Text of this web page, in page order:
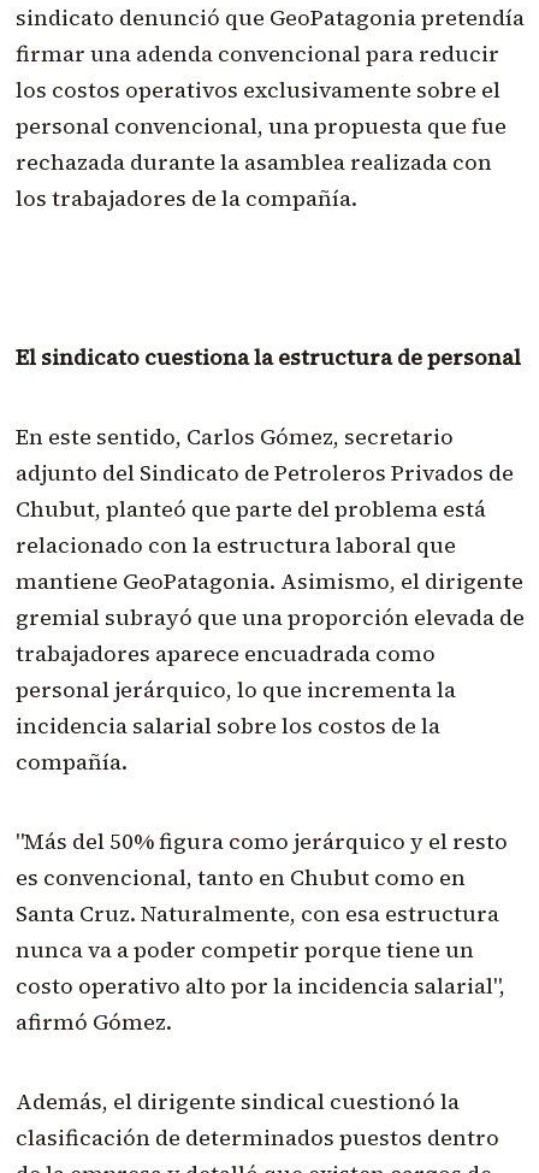
sindicato denunció que GeoPatagonia pretendía
firmar una adenda convencional para reducir
los costos operativos exclusivamente sobre el
personal convencional, una propuesta que fue
rechazada durante la asamblea realizada con
los trabajadores de la compañía.
El sindicato cuestiona la estructura de personal
En este sentido, Carlos Gómez, secretario
adjunto del Sindicato de Petroleros Privados de
Chubut, planteó que parte del problema está
relacionado con la estructura laboral que
mantiene GeoPatagonia. Asimismo, el dirigente
gremial subrayó que una proporción elevada de
trabajadores aparece encuadrada como
personal jerárquico, lo que incrementa la
incidencia salarial sobre los costos de la
compañía.
"Más del 50% figura como jerárquico y el resto
es convencional, tanto en Chubut como en
Santa Cruz. Naturalmente, con esa estructura
nunca va a poder competir porque tiene un
costo operativo alto por la incidencia salarial",
afirmó Gómez.
Además, el dirigente sindical cuestionó la
clasificación de determinados puestos dentro